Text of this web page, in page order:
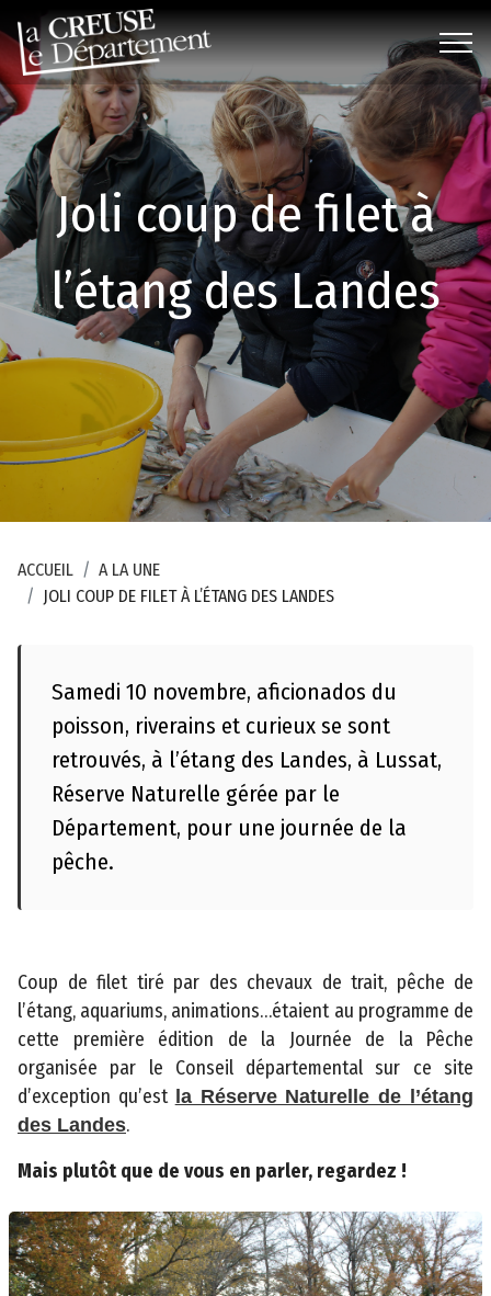
Joli coup de filet à
l’étang des Landes
ACCUEIL
A LA UNE
JOLI COUP DE FILET À L’ÉTANG DES LANDES
Samedi 10 novembre, aficionados du
poisson, riverains et curieux se sont
retrouvés, à l’étang des Landes, à Lussat,
Réserve Naturelle gérée par le
Département, pour une journée de la
pêche.
Coup de filet tiré par des chevaux de trait, pêche de
l’étang, aquariums, animations…étaient au programme de
cette première édition de la Journée de la Pêche
organisée par le Conseil départemental sur ce site
d’exception qu’est la Réserve Naturelle de l’étang
des Landes.
Mais plutôt que de vous en parler, regardez !